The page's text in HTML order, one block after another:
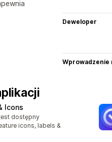
Deweloper
Wprowadzenie
Icons
dostępny
icons, labels &